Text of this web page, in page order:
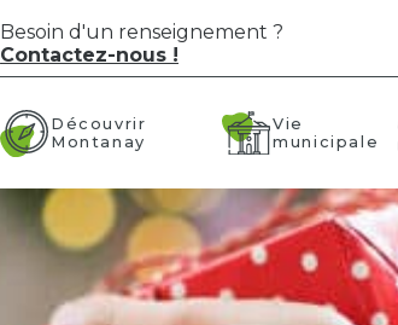
Besoin d'un renseignement ?
Contactez-nous !
Découvrir
Montanay
Vie
municipale